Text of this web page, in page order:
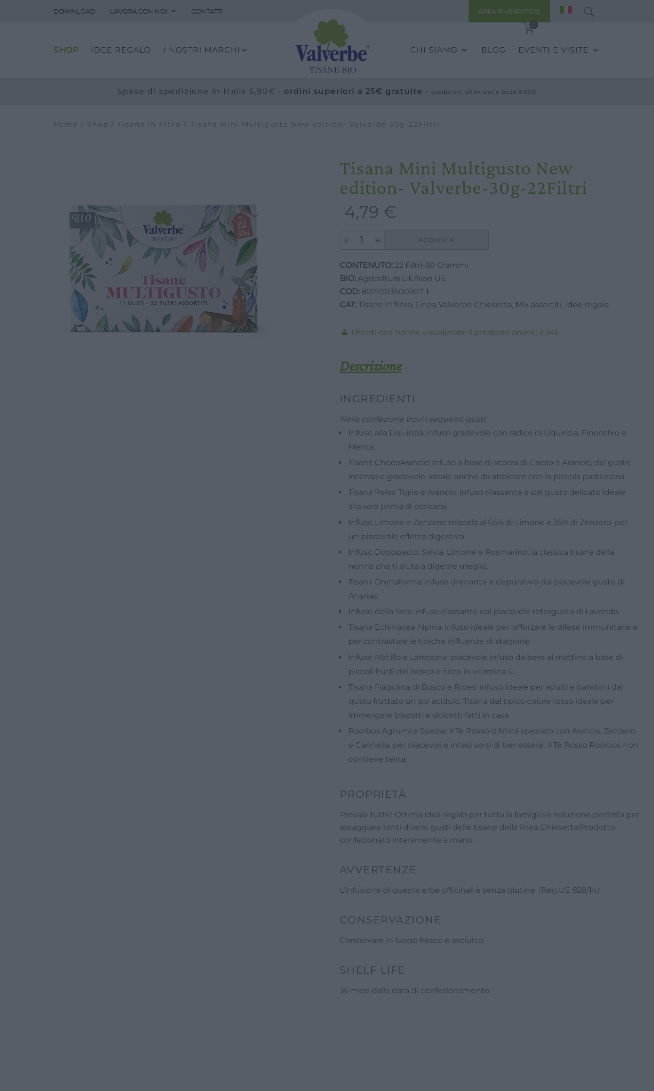
DOWNLOAD LAVORA CON NOI CONTATTI
AREA RIVENDITORI
0
SHOP IDEE REGALO I NOSTRI MARCHI CHI SIAMO BLOG EVENTI E VISITE
Fitopreparati
Eventi e visite
Spese di spedizione in Italia 5,90€ · ordini superiori a 25€ gratuite · spedizioni all'estero e isole 9,90€
Home / Shop / Tisane in filtro / Tisana Mini Multigusto New edition- Valverbe-30g-22Filtri
Tisana Mini Multigusto New
edition- Valverbe-30g-22Filtri
4,79 €
Tisana
Multigusto
New
edition-
Valverbe-
22Filtri
ACQUISTA
CONTENUTO:22 Filtri-30 Grammi
BIO:Agricoltura UE/Non UE
COD:8021003500207-1
CAT: Tisane in filtro, Linea Valverbe Chiesetta, Mix assortiti, Idee regalo
Utenti che hanno visualizzato il prodotto online: 2.341
Descrizione
INGREDIENTI
Nella confezione trovi i seguenti gusti:
Infuso alla Liquirizia: infuso gradevole con radice di Liquirizia, Finocchio e
Menta.
Tisana ChocoArancio: infuso a base di scorza di Cacao e Arancio, dal gusto
intenso e gradevole, ideale anche da abbinare con la piccola pasticceria.
Tisana Relax Tiglio e Arancio: infuso rilassante e dal gusto delicato ideale
alla sera prima di coricarsi.
Infuso Limone e Zenzero: miscela al 65% di Limone e 35% di Zenzero, per
un piacevole effetto digestivo.
Infuso Dopopasto: Salvia, Limone e Rosmarino, la classica tisana della
nonna che ti aiuta a digerire meglio.
Tisana Drenaforma: infuso drenante e depurativo dal piacevole gusto di
Ananas.
Infuso della Sera: infuso rilassante dal piacevole retrogusto di Lavanda.
Tisana Echinacea Alpina: infuso ideale per rafforzare le difese immunitarie e
per contrastare le tipiche influenze di stagione.
Infuso Mirtillo e Lampone: piacevole infuso da bere al mattino a base di
piccoli frutti del bosco e ricco in vitamina C.
Tisana Fragolina di Bosco e Ribes: infuso ideale per adulti e bambini dal
gusto fruttato un po’ acidulo. Tisana dal tipico colore rosso ideale per
immergere biscotti e dolcetti fatti in casa.
Rooibos Agrumi e Spezie: il Tè Rosso d’Africa speziato con Arancio, Zenzero
e Cannella, per piacevoli e intesi sorsi di benessere. Il Tè Rosso Rooibos non
contiene teina.
PROPRIETÀ
Provale tutte! Ottima idea regalo per tutta la famiglia e soluzione perfetta per
assaggiare tanti diversi gusti delle tisane della linea Chiesetta!Prodotto
confezionato interamente a mano.
AVVERTENZE
L’infusione di queste erbe officinali è senza glutine. (Reg.UE 828/14)
CONSERVAZIONE
Conservare in luogo fresco e asciutto.
SHELF LIFE
36 mesi dalla data di confezionamento.